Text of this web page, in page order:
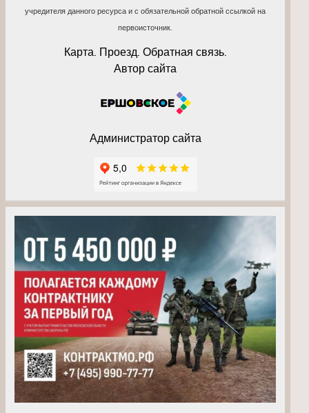
учредителя данного ресурса и с обязательной обратной ссылкой на
первоисточник.
Карта. Проезд. Обратная связь.
Автор сайта
Администратор сайта